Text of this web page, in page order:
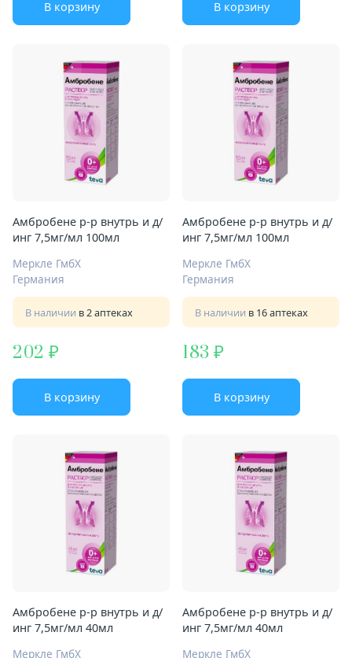
В корзину В корзину
Амбробене р-р внутрь и д/
инг 7,5мг/мл 100мл
Меркле ГмбХ
Германия
В наличии в 2 аптеках
202
В корзину
Амбробене р-р внутрь и д/
инг 7,5мг/мл 100мл
Меркле ГмбХ
Германия
В наличии в 16 аптеках
183
В корзину
Амбробене р-р внутрь и д/
инг 7,5мг/мл 40мл
Меркле ГмбХ
Амбробене р-р внутрь и д/
инг 7,5мг/мл 40мл
Меркле ГмбХ